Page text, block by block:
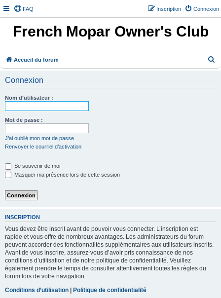
FAQ Connexion
Inscription
French Mopar Owner's Club
Accueil du forum
Connexion
Nom d’utilisateur :
Mot de passe :
J’ai oublié mon mot de passe
Renvoyer le courriel d’activation
Se souvenir de moi
Masquer ma présence lors de cette session
INSCRIPTION
Vous devez être inscrit avant de pouvoir vous connecter. L’inscription est
rapide et vous offre de nombreux avantages. Les administrateurs du forum
peuvent accorder des fonctionnalités supplémentaires aux utilisateurs inscrits.
Avant de vous inscrire, assurez-vous d’avoir pris connaissance de nos
conditions d’utilisation et de notre politique de confidentialité. Veuillez
également prendre le temps de consulter attentivement toutes les règles du
forum lors de votre navigation.
Conditions d’utilisation | Politique de confidentialité